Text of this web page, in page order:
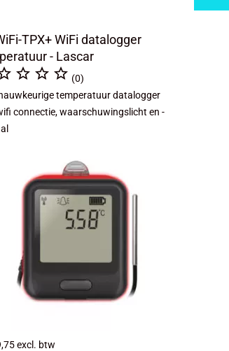
TPX+ WiFi datalogger
- Lascar
   (0)
temperatuur datalogger
connectie, waarschuwingslicht en -
excl. btw